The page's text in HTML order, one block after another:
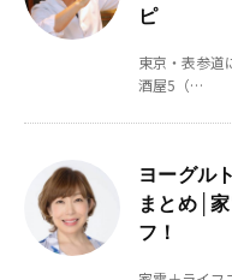
ピ
東京・表参道
酒屋5（…
ヨーグル
まとめ│
フ！